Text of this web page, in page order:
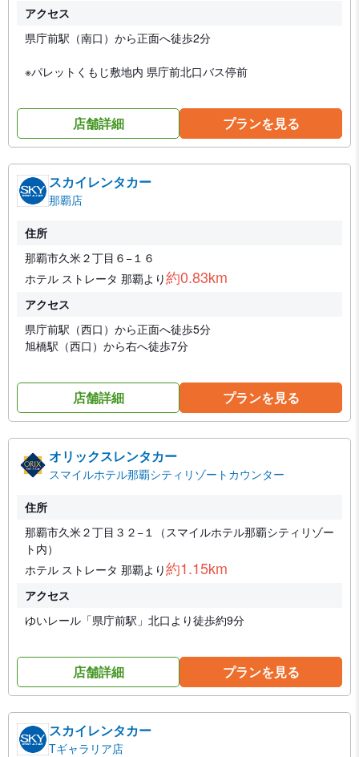
アクセス
県庁前駅（南口）から正面へ徒歩2分
※パレットくもじ敷地内 県庁前北口バス停前
店舗詳細 プランを見る
スカイレンタカー
那覇店
住所
那覇市久米２丁目６−１６
ホテル ストレータ 那覇より約0.83km
アクセス
県庁前駅（西口）から正面へ徒歩5分
旭橋駅（西口）から右へ徒歩7分
店舗詳細 プランを見る
オリックスレンタカー
スマイルホテル那覇シティリゾートカウンター
住所
那覇市久米２丁目３２−１（スマイルホテル那覇シティリゾー
ト内）
ホテル ストレータ 那覇より約1.15km
アクセス
ゆいレール「県庁前駅」北口より徒歩約9分
店舗詳細 プランを見る
スカイレンタカー
Tギャラリア店